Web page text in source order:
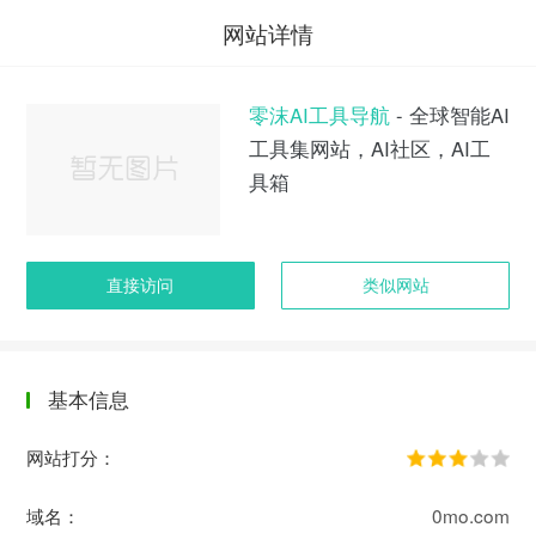
网站详情
零沫AI工具导航- 全球智能AI
工具集网站，AI社区，AI工
具箱
直接访问 类似网站
基本信息
网站打分：
域名： 0mo.com